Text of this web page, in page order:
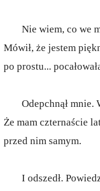
Nie wiem, co we
Mówił, że jestem
po prostu...
Odepchnął mnie.
Że mam czternaście
przed nim samym.
I odszedł.